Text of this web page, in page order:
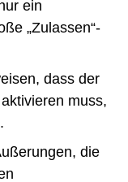
ein
„Zulassen“-
dass der
muss,
die